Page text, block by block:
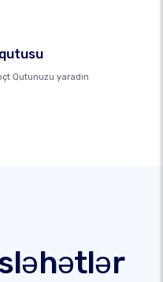
Qutunuzu yaradın